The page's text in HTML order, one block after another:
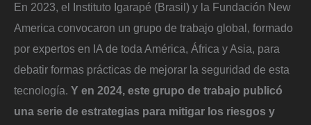
En 2023, el Instituto Igarapé (Brasil) y la Fundación New
America convocaron un grupo de trabajo global, formado
por expertos en IA de toda América, África y Asia, para
debatir formas prácticas de mejorar la seguridad de esta
tecnología. Y en 2024, este grupo de trabajo publicó
una serie de estrategias para mitigar los riesgos y